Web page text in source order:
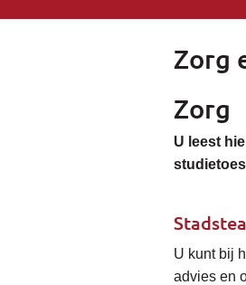
Zorg
Zorg
U leest
U kunt bij
advies en